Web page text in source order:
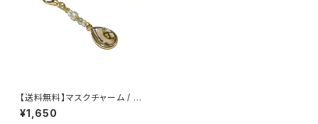
【送料無料】マスクチャーム / M
C-014
¥1,650